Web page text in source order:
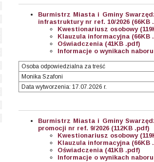
Burmistrz Miasta i Gminy
infrastruktury nr ref. 10/2026 (66KB
Kwestionariusz osobowy
Klauzula informacyjna (66KB
Oświadczenia (41KB .pdf)
Informacje o wynikach
Osoba odpowiedzialna za treść
Monika Szafoni
Data wytworzenia: 17.07.2026 r.
Burmistrz Miasta i Gminy
promocji nr ref. 9/2026 (112KB .pdf)
Kwestionariusz osobowy
Klauzula informacyjna (66KB
Oświadczenia (41KB .pdf)
Informacje o wynikach